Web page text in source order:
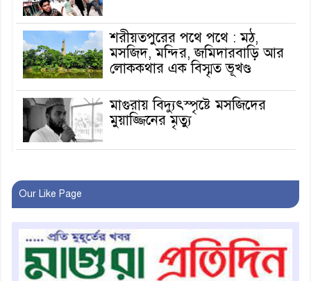
শরীয়তপুরের পথে পথে : মঠ,
মসজিদ, মন্দির, জমিদারবাড়ি আর
লোককথার এক বিস্মৃত ভূখণ্ড
মাগুরায় বিদ্যুৎস্পৃষ্টে মসজিদের
মুয়াজ্জিনের মৃত্যু
প্রতিফলন — সংস্কৃতি মন্ত্রী
সচিব হলেন মাগুরার সন্তান মো.
ওবায়দুর রহমান
Our Like Page